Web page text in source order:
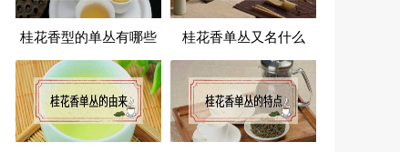
桂花香型的单丛有哪些 桂花香单丛又名什么